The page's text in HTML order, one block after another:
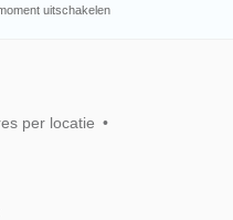
uitschakelen
per locatie